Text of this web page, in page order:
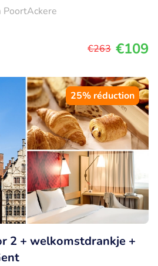
€263 €109
25% réduction
2 + welkomstdrankje +